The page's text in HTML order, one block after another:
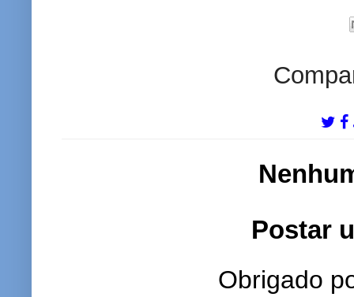
Postar
Obrigado